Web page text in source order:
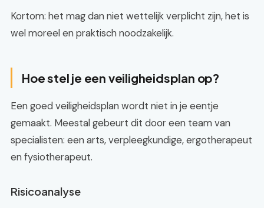
Kortom: het mag dan niet wettelijk verplicht zijn, het is
wel moreel en praktisch noodzakelijk.
Hoe stel je een veiligheidsplan op?
Een goed veiligheidsplan wordt niet in je eentje
gemaakt. Meestal gebeurt dit door een team van
specialisten: een arts, verpleegkundige, ergotherapeut
en fysiotherapeut.
Risicoanalyse